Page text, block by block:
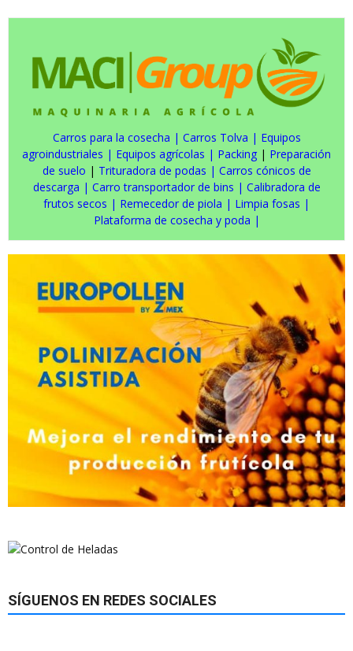
Carros para la cosecha | Carros Tolva | Equipos
agroindustriales | Equipos agrícolas | Packing | Preparación
de suelo | Trituradora de podas | Carros cónicos de
descarga | Carro transportador de bins | Calibradora de
frutos secos | Remecedor de piola | Limpia fosas |
Plataforma de cosecha y poda |
SÍGUENOS EN REDES SOCIALES